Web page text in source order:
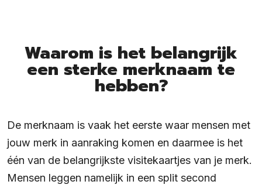
Waarom is het belangrijk
een sterke merknaam te
hebben?
De merknaam is vaak het eerste waar mensen met
jouw merk in aanraking komen en daarmee is het
één van de belangrijkste visitekaartjes van je merk.
Mensen leggen namelijk in een split second